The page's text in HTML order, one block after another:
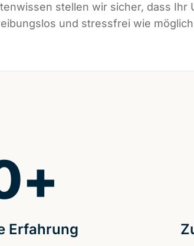
stellen wir sicher, dass Ihr
und stressfrei wie
Erfahrung
+